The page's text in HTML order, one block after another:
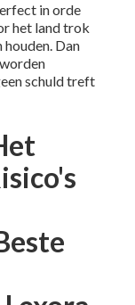
in orde
het land trok
Dan
schuld treft